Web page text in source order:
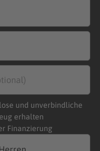
und unverbindliche
erhalten
Finanzierung